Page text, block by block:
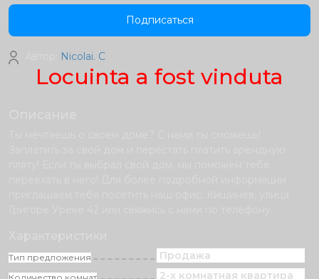
Locuinta a fost vinduta
Тип предложения Продажа
2-х комнатная квартира
Подписаться
Nicolai. C